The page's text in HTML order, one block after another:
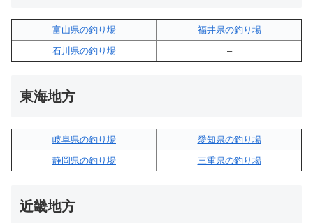
富山県の釣り場
福井県の釣り場
石川県の釣り場
–
東海地方
岐阜県の釣り場
愛知県の釣り場
静岡県の釣り場
三重県の釣り場
近畿地方